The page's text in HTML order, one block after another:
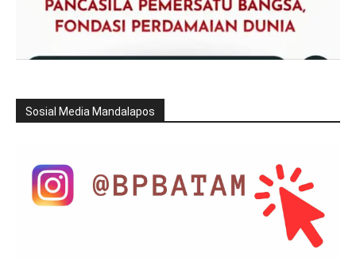
Sosial Media Mandalapos